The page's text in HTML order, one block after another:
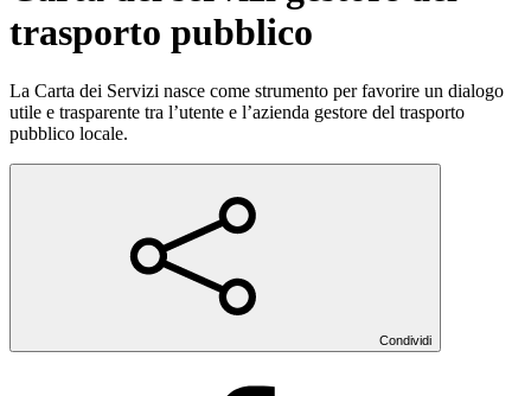
trasporto pubblico
La Carta dei Servizi nasce come strumento per favorire un dialogo
utile e trasparente tra l’utente e l’azienda gestore del trasporto
pubblico locale.
Condividi